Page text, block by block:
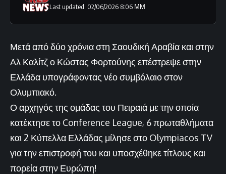
Last updated: 02/06/2026 8:06 ΜΜ
Μετά από δύο χρόνια στη Σαουδική Αραβία και στην
Αλ Καλίτζ ο Κώστας Φορτούνης επέστρεψε στην
Ελλάδα υπογράφοντας νέο συμβόλαιο στον
Ολυμπιακό.
Ο αρχηγός της ομάδας του Πειραιά με την οποία
κατέκτησε το Conference League, 6 πρωταθλήματα
και 2 Κύπελλα Ελλάδας μίλησε στο Olympiacos TV
για την επιστροφή του και υποσχέθηκε τίτλους και
πορεία στην Ευρώπη!